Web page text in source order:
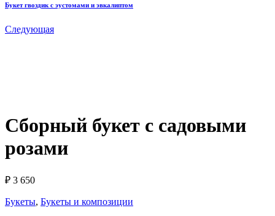
Букет гвоздик с эустомами и эвкалиптом
Следующая
Сборный букет с садовыми
розами
₽ 3 650
Букеты, Букеты и композиции